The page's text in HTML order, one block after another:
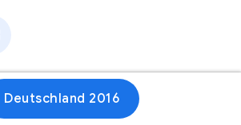
Deutschland 2016